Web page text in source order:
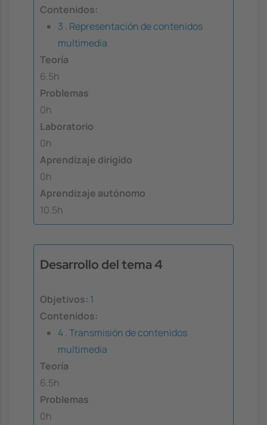
Contenidos:
3 . Representación de contenidos
multimedia
Teoría
6.5h
Problemas
0h
Laboratorio
0h
Aprendizaje dirigido
0h
Aprendizaje autónomo
10.5h
Desarrollo del tema 4
Objetivos: 1
Contenidos:
4 . Transmisión de contenidos
multimedia
Teoría
6.5h
Problemas
0h